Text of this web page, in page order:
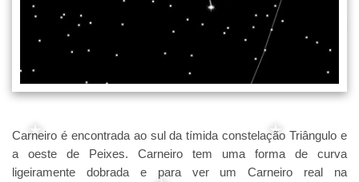
Carneiro é encontrada ao sul da tímida constelação Triângulo e
a oeste de Peixes. Carneiro tem uma forma de curva
ligeiramente dobrada e para ver um Carneiro real na